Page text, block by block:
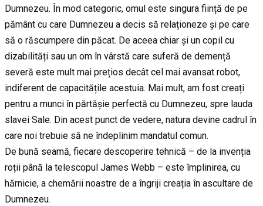
Dumnezeu. În mod categoric, omul este singura ființă de pe
pământ cu care Dumnezeu a decis să relaționeze și pe care
să o răscumpere din păcat. De aceea chiar și un copil cu
dizabilități sau un om în vârstă care suferă de demență
severă este mult mai prețios decât cel mai avansat robot,
indiferent de capacitățile acestuia. Mai mult, am fost creați
pentru a munci în părtășie perfectă cu Dumnezeu, spre lauda
slavei Sale. Din acest punct de vedere, natura devine cadrul în
care noi trebuie să ne îndeplinim mandatul comun.
De bună seamă, fiecare descoperire tehnică – de la invenția
roții până la telescopul James Webb – este împlinirea, cu
hărnicie, a chemării noastre de a îngriji creația în ascultare de
Dumnezeu.